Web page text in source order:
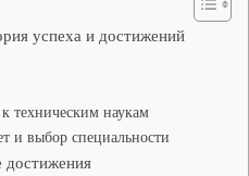
успеха и достижений
техническим наукам
и выбор специальности
достижения